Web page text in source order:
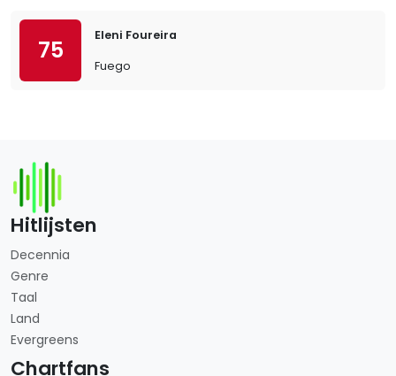
75
Eleni Foureira
Fuego
Hitlijsten
Decennia
Genre
Taal
Land
Evergreens
Chartfans